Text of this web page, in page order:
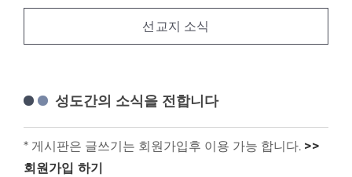
선교지 소식
성도간의 소식을 전합니다
* 게시판은 글쓰기는 회원가입후 이용 가능 합니다. >>
회원가입 하기